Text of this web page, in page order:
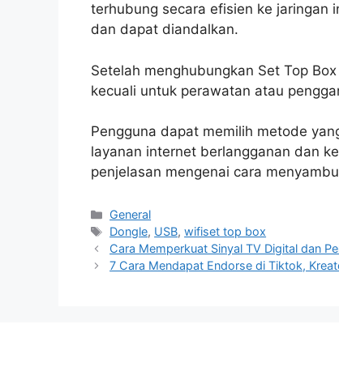
terhubung secara efisien ke jaringan
dan dapat diandalkan.
Setelah menghubungkan Set Top
kecuali untuk perawatan atau
Pengguna dapat memilih metode
layanan internet berlangganan dan
penjelasan mengenai cara
Categories
General
Tags
Dongle, USB,wifiset top box
Cara Memperkuat Sinyal TV Digital dan
7 Cara Mendapat Endorse di Tiktok,